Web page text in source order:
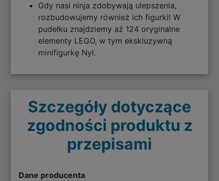
Gdy nasi ninja zdobywają ulepszenia,
rozbudowujemy również ich figurki! W
pudełku znajdziemy aż 124 oryginalne
elementy LEGO, w tym ekskluzywną
minifigurkę Nyi.
Szczegóły dotyczące
zgodności produktu z
przepisami
Dane producenta